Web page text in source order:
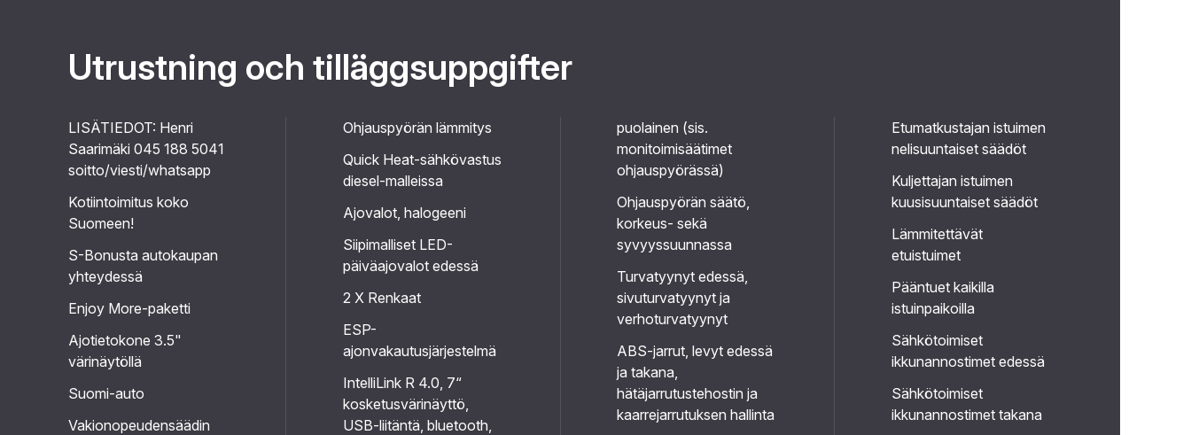
Utrustning och tilläggsuppgifter
LISÄTIEDOT: Henri
Saarimäki 045 188 5041
soitto/viesti/whatsapp
Kotiintoimitus koko
Suomeen!
S-Bonusta autokaupan
yhteydessä
Enjoy More-paketti
Ajotietokone 3.5"
värinäytöllä
Suomi-auto
Vakionopeudensäädin
Ohjauspyörän lämmitys
Quick Heat-sähkövastus
diesel-malleissa
Ajovalot, halogeeni
Siipimalliset LED-
päiväajovalot edessä
2 X Renkaat
ESP-
ajonvakautusjärjestelmä
IntelliLink R 4.0, 7“
kosketusvärinäyttö,
USB-liitäntä, bluetooth,
puolainen (sis.
monitoimisäätimet
ohjauspyörässä)
Ohjauspyörän säätö,
korkeus- sekä
syvyyssuunnassa
Turvatyynyt edessä,
sivuturvatyynyt ja
verhoturvatyynyt
ABS-jarrut, levyt edessä
ja takana,
hätäjarrutustehostin ja
kaarrejarrutuksen hallinta
Etumatkustajan istuimen
nelisuuntaiset säädöt
Kuljettajan istuimen
kuusisuuntaiset säädöt
Lämmitettävät
etuistuimet
Pääntuet kaikilla
istuinpaikoilla
Sähkötoimiset
ikkunannostimet edessä
Sähkötoimiset
ikkunannostimet takana